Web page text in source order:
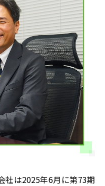
社は2025年6月に第73期